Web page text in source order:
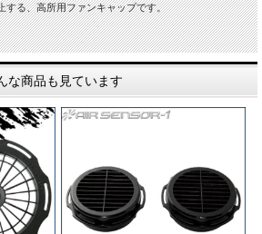
する、高所用ファンキャップです。
な商品も見ています